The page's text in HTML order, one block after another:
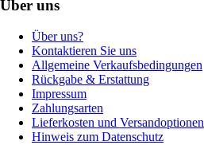
Über uns
Über uns?
Kontaktieren Sie uns
Allgemeine Verkaufsbedingungen
Rückgabe & Erstattung
Impressum
Zahlungsarten
Lieferkosten und Versandoptionen
Hinweis zum Datenschutz